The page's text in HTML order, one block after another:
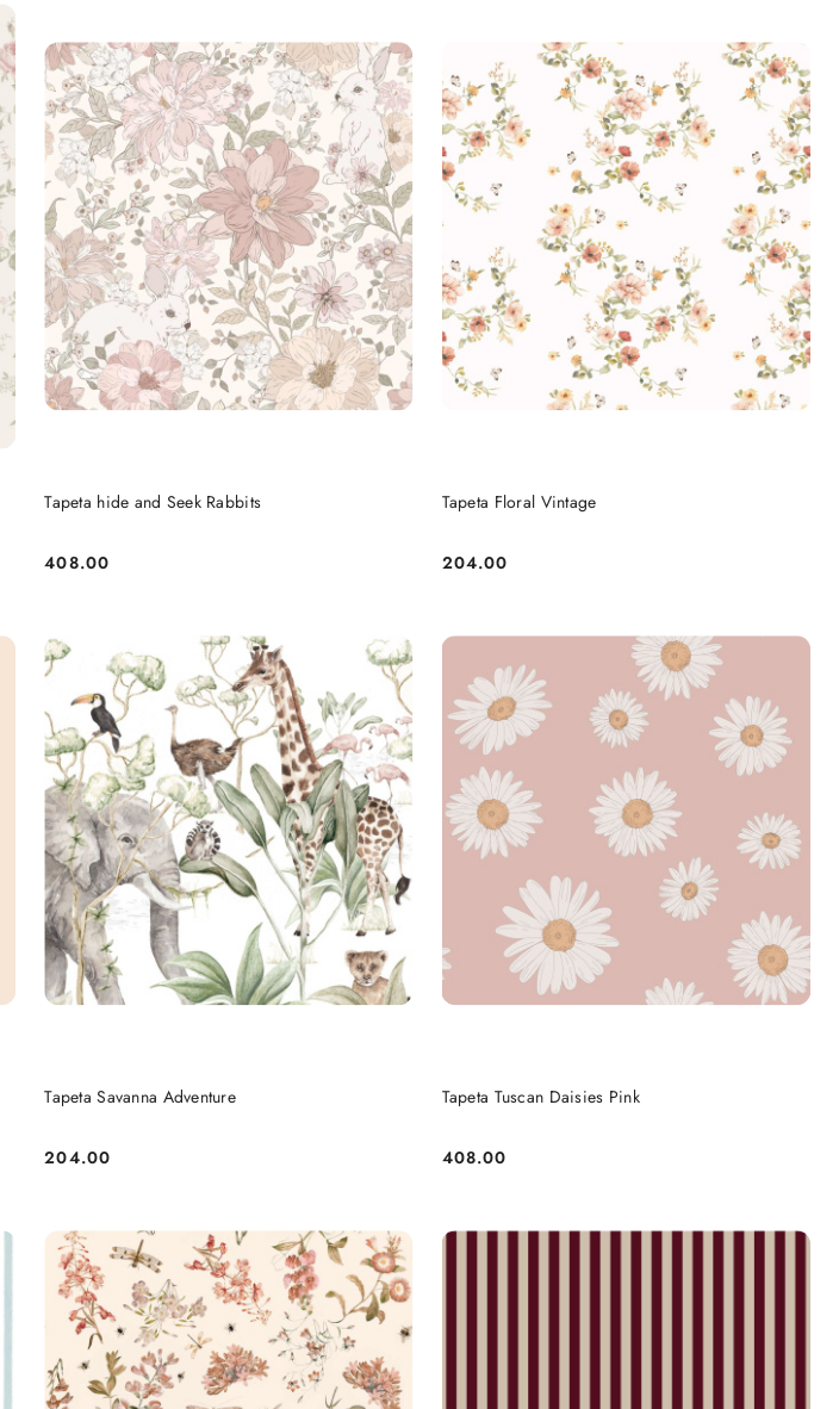
Tapeta hide and Seek Rabbits
Cena:
408.00
DO KOSZYKA Tapeta Floral Vintage
Cena:
204.00
Tapeta Savanna Adventure
Cena:
204.00
DO KOSZYKA Tapeta Tuscan Daisies Pink
Cena:
408.00
DO KOSZYKA